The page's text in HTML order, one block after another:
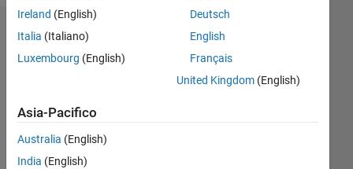
Dashboard
C…
-2
-1 3
4
Ireland (English)
Italia (Italiano)
Luxembourg (English)
Deutsch
English
Français
United Kingdom(English)
Asia-Pacifico
Australia (English)
India (English)